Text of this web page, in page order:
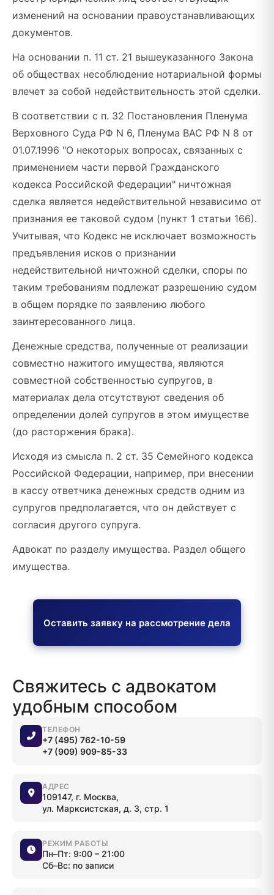
изменений на основании правоустанавливающих
документов.
На основании п. 11 ст. 21 вышеуказанного Закона
об обществах несоблюдение нотариальной формы
влечет за собой недействительность этой сделки.
В соответствии с п. 32 Постановления Пленума
Верховного Суда РФ N 6, Пленума ВАС РФ N 8 от
01.07.1996 "О некоторых вопросах, связанных с
применением части первой Гражданского
кодекса Российской Федерации" ничтожная
сделка является недействительной независимо от
признания ее таковой судом (пункт 1 статьи 166).
Учитывая, что Кодекс не исключает возможность
предъявления исков о признании
недействительной ничтожной сделки, споры по
таким требованиям подлежат разрешению судом
в общем порядке по заявлению любого
заинтересованного лица.
Денежные средства, полученные от реализации
совместно нажитого имущества, являются
совместной собственностью супругов, в
материалах дела отсутствуют сведения об
определении долей супругов в этом имуществе
(до расторжения брака).
Исходя из смысла п. 2 ст. 35 Семейного кодекса
Российской Федерации, например, при внесении
в кассу ответчика денежных средств одним из
супругов предполагается, что он действует с
согласия другого супруга.
Адвокат по разделу имущества. Раздел общего
имущества.
Оставить заявку на рассмотрение дела
Свяжитесь с адвокатом
удобным способом
ТЕЛЕФОН
+7 (495) 762-10-59
+7 (909) 909-85-33
АДРЕС
109147, г. Москва,
ул. Марксистская, д. 3, стр. 1
РЕЖИМ РАБОТЫ
Пн–Пт: 9:00 – 21:00
Сб–Вс: по записи